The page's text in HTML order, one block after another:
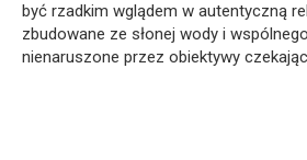
być rzadkim wglądem w autentyczną
zbudowane ze słonej wody i
nienaruszone przez obiektywy